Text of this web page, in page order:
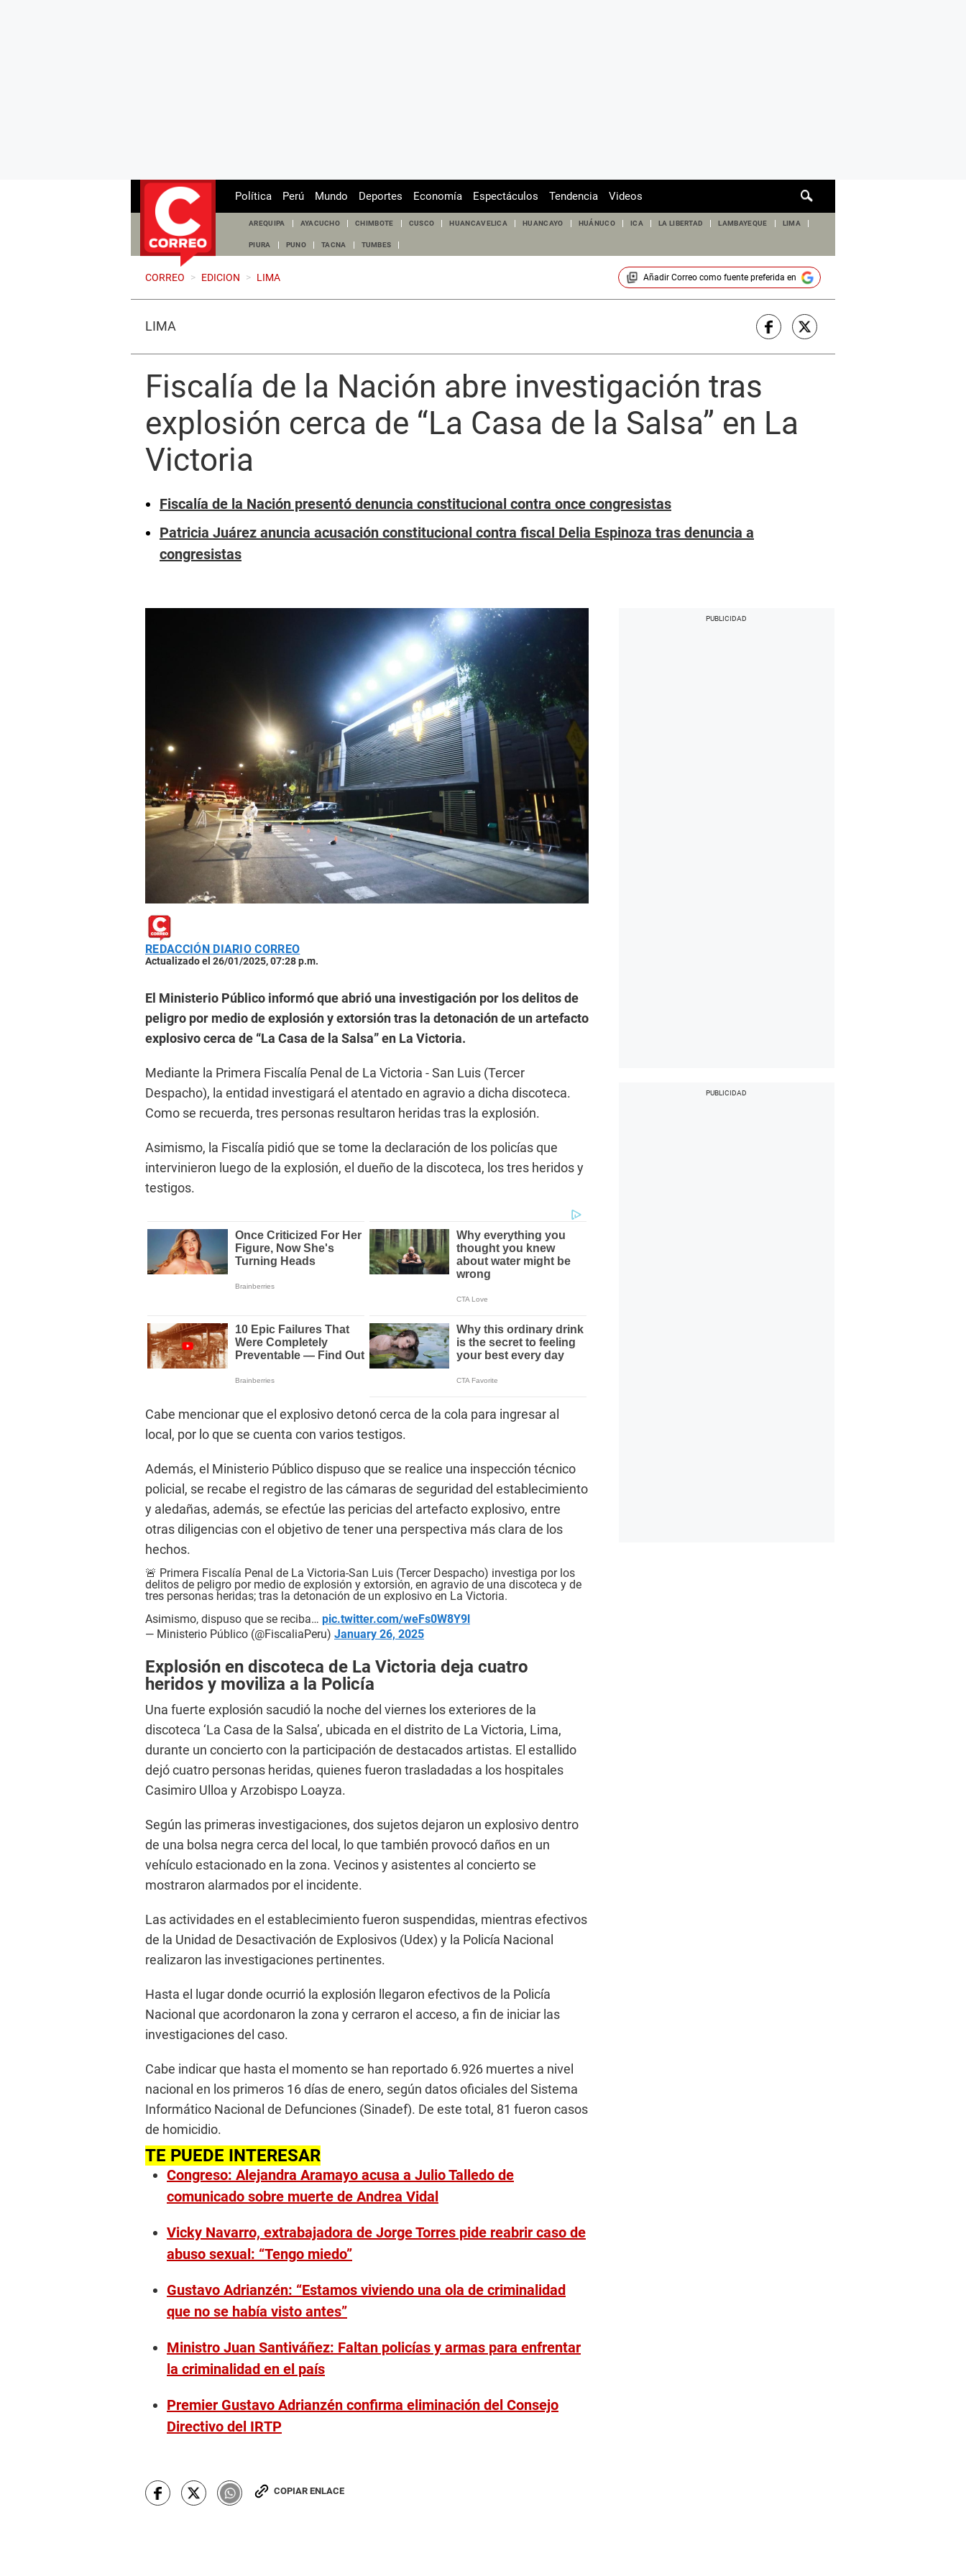
de
Política Perú Mundo Deportes Economía Espectáculos Tendencia Videos
AREQUIPA AYACUCHO CHIMBOTE CUSCO HUANCAVELICA HUANCAYO HUÁNUCO ICA LA LIBERTAD LAMBAYEQUE LIMA
PIURA PUNO TACNA TUMBES
CORREO > EDICION > LIMA Añadir Correocomo fuente preferida en
LIMA
Fiscalía de la Nación abre investigación tras
explosión cerca de “La Casa de la Salsa” en La
Victoria
Fiscalía de la Nación presentó denuncia constitucional contra once congresistas
Patricia Juárez anuncia acusación constitucional contra fiscal Delia Espinoza tras denuncia a
congresistas
REDACCIÓN DIARIO CORREO
Actualizado el 26/01/2025, 07:28 p.m.
El Ministerio Público informó que abrió una investigación por los delitos de
peligro por medio de explosión y extorsión tras la detonación de un artefacto
explosivo cerca de “La Casa de la Salsa” en La Victoria.
Mediante la Primera Fiscalía Penal de La Victoria - San Luis (Tercer
Despacho), la entidad investigará el atentado en agravio a dicha discoteca.
Como se recuerda, tres personas resultaron heridas tras la explosión.
Asimismo, la Fiscalía pidió que se tome la declaración de los policías que
intervinieron luego de la explosión, el dueño de la discoteca, los tres heridos y
testigos.
Cabe mencionar que el explosivo detonó cerca de la cola para ingresar al
local, por lo que se cuenta con varios testigos.
Además, el Ministerio Público dispuso que se realice una inspección técnico
policial, se recabe el registro de las cámaras de seguridad del establecimiento
y aledañas, además, se efectúe las pericias del artefacto explosivo, entre
otras diligencias con el objetivo de tener una perspectiva más clara de los
hechos.
🚨 Primera Fiscalía Penal de La Victoria-San Luis (Tercer Despacho) investiga por los
delitos de peligro por medio de explosión y extorsión, en agravio de una discoteca y de
tres personas heridas; tras la detonación de un explosivo en La Victoria.
Asimismo, dispuso que se reciba… pic.twitter.com/weFs0W8Y9l
— Ministerio Público (@FiscaliaPeru) January 26, 2025
Explosión en discoteca de La Victoria deja cuatro
heridos y moviliza a la Policía
Una fuerte explosión sacudió la noche del viernes los exteriores de la
discoteca ‘La Casa de la Salsa’, ubicada en el distrito de La Victoria, Lima,
durante un concierto con la participación de destacados artistas. El estallido
dejó cuatro personas heridas, quienes fueron trasladadas a los hospitales
Casimiro Ulloa y Arzobispo Loayza.
Según las primeras investigaciones, dos sujetos dejaron un explosivo dentro
de una bolsa negra cerca del local, lo que también provocó daños en un
vehículo estacionado en la zona. Vecinos y asistentes al concierto se
mostraron alarmados por el incidente.
Las actividades en el establecimiento fueron suspendidas, mientras efectivos
de la Unidad de Desactivación de Explosivos (Udex) y la Policía Nacional
realizaron las investigaciones pertinentes.
Hasta el lugar donde ocurrió la explosión llegaron efectivos de la Policía
Nacional que acordonaron la zona y cerraron el acceso, a fin de iniciar las
investigaciones del caso.
Cabe indicar que hasta el momento se han reportado 6.926 muertes a nivel
nacional en los primeros 16 días de enero, según datos oficiales del Sistema
Informático Nacional de Defunciones (Sinadef). De este total, 81 fueron casos
de homicidio.
TE PUEDE INTERESAR
Congreso: Alejandra Aramayo acusa a Julio Talledo de
comunicado sobre muerte de Andrea Vidal
Vicky Navarro, extrabajadora de Jorge Torres pide reabrir caso de
abuso sexual: “Tengo miedo”
Gustavo Adrianzén: “Estamos viviendo una ola de criminalidad
que no se había visto antes”
Ministro Juan Santiváñez: Faltan policías y armas para enfrentar
la criminalidad en el país
Premier Gustavo Adrianzén confirma eliminación del Consejo
Directivo del IRTP
COPIAR ENLACE